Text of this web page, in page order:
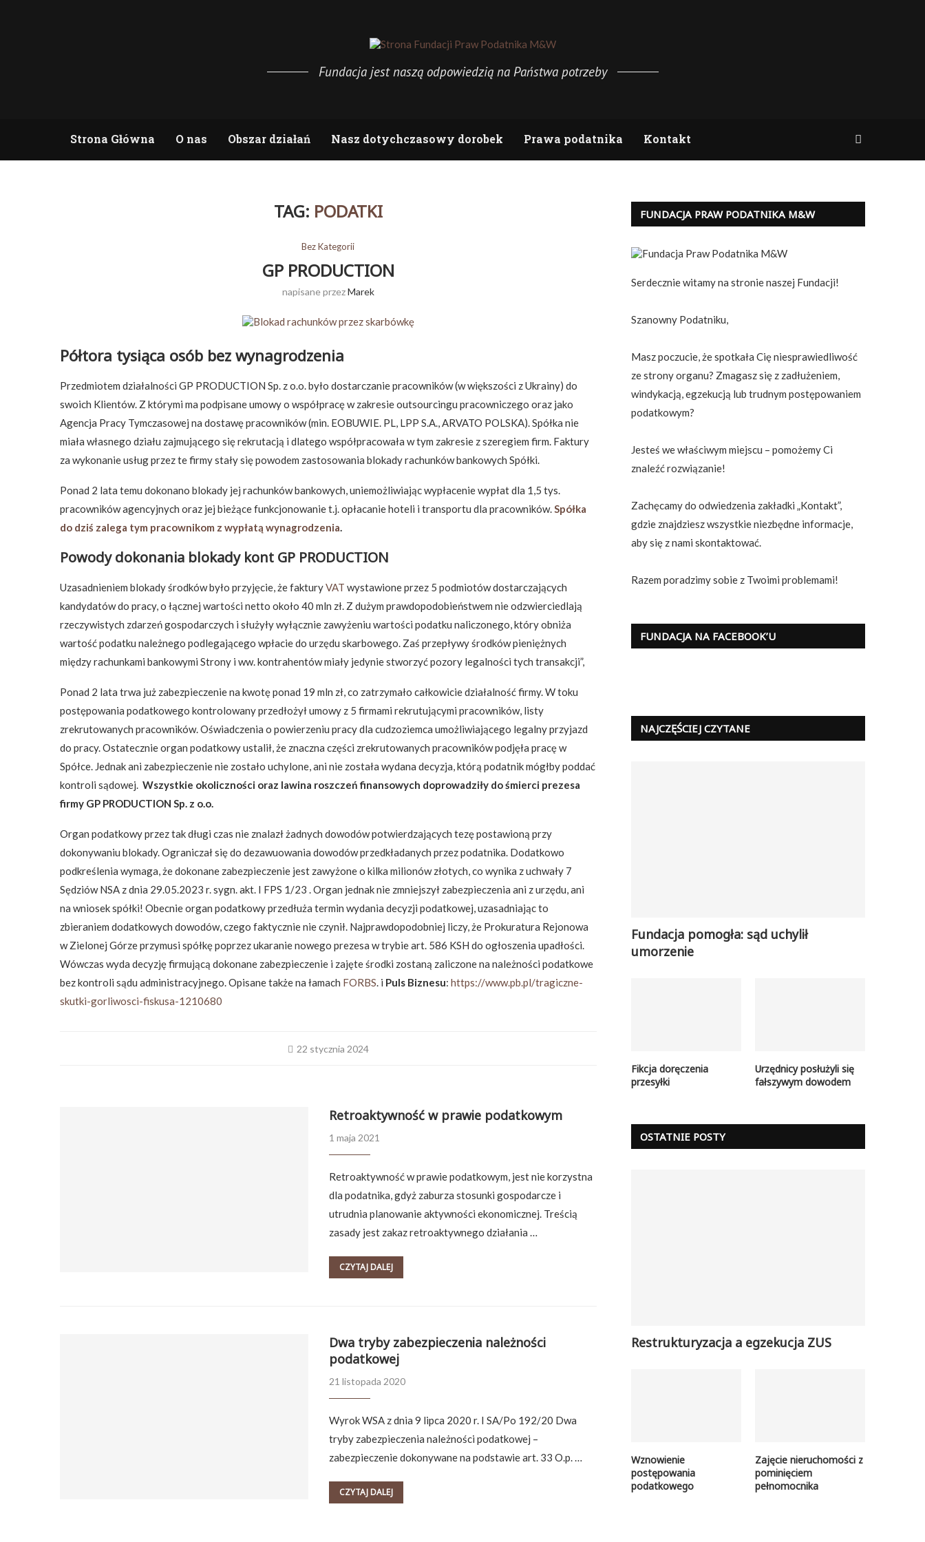
Fundacja jest naszą odpowiedzią na Państwa potrzeby
Strona Główna O nas Obszar działań Nasz dotychczasowy dorobek Prawa podatnika Kontakt
TAG: PODATKI
Bez Kategorii
GP PRODUCTION
napisane przezMarek
Półtora tysiąca osób bez wynagrodzenia
Przedmiotem działalności GP PRODUCTION Sp. z o.o. było dostarczanie pracowników (w większości z Ukrainy) do
swoich Klientów. Z którymi ma podpisane umowy o współpracę w zakresie outsourcingu pracowniczego oraz jako
Agencja Pracy Tymczasowej na dostawę pracowników (min. EOBUWIE. PL, LPP S.A., ARVATO POLSKA). Spółka nie
miała własnego działu zajmującego się rekrutacją i dlatego współpracowała w tym zakresie z szeregiem firm. Faktury
za wykonanie usług przez te firmy stały się powodem zastosowania blokady rachunków bankowych Spółki.
Ponad 2 lata temu dokonano blokady jej rachunków bankowych, uniemożliwiając wypłacenie wypłat dla 1,5 tys.
pracowników agencyjnych oraz jej bieżące funkcjonowanie t.j. opłacanie hoteli i transportu dla pracowników.Spółka
do dziś zalega tym pracownikom z wypłatą wynagrodzenia.
Powody dokonania blokady kont GP PRODUCTION
Uzasadnieniem blokady środków było przyjęcie, że fakturyVAT wystawione przez 5 podmiotów dostarczających
kandydatów do pracy, o łącznej wartości netto około 40 mln zł. Z dużym prawdopodobieństwem nie odzwierciedlają
rzeczywistych zdarzeń gospodarczych i służyły wyłącznie zawyżeniu wartości podatku naliczonego, który obniża
wartość podatku należnego podlegającego wpłacie do urzędu skarbowego. Zaś przepływy środków pieniężnych
między rachunkami bankowymi Strony i ww. kontrahentów miały jedynie stworzyć pozory legalności tych transakcji”,
Ponad 2 lata trwa już zabezpieczenie na kwotę ponad 19 mln zł, co zatrzymało całkowicie działalność firmy. W toku
postępowania podatkowego kontrolowany przedłożył umowy z 5 firmami rekrutującymi pracowników, listy
zrekrutowanych pracowników. Oświadczenia o powierzeniu pracy dla cudzoziemca umożliwiającego legalny przyjazd
do pracy. Ostatecznie organ podatkowy ustalił, że znaczna części zrekrutowanych pracowników podjęła pracę w
Spółce. Jednak ani zabezpieczenie nie zostało uchylone, ani nie została wydana decyzja, którą podatnik mógłby poddać
kontroli sądowej. Wszystkie okoliczności oraz lawina roszczeń finansowych doprowadziły do śmierci prezesa
firmy GP PRODUCTION Sp. z o.o.
Organ podatkowy przez tak długi czas nie znalazł żadnych dowodów potwierdzających tezę postawioną przy
dokonywaniu blokady. Ograniczał się do dezawuowania dowodów przedkładanych przez podatnika. Dodatkowo
podkreślenia wymaga, że dokonane zabezpieczenie jest zawyżone o kilka milionów złotych, co wynika z uchwały 7
Sędziów NSA z dnia 29.05.2023 r. sygn. akt. I FPS 1/23 . Organ jednak nie zmniejszył zabezpieczenia ani z urzędu, ani
na wniosek spółki! Obecnie organ podatkowy przedłuża termin wydania decyzji podatkowej, uzasadniając to
zbieraniem dodatkowych dowodów, czego faktycznie nie czynił. Najprawdopodobniej liczy, że Prokuratura Rejonowa
w Zielonej Górze przymusi spółkę poprzez ukaranie nowego prezesa w trybie art. 586 KSH do ogłoszenia upadłości.
Wówczas wyda decyzję firmującą dokonane zabezpieczenie i zajęte środki zostaną zaliczone na należności podatkowe
bez kontroli sądu administracyjnego. Opisane także na łamach FORBS. i Puls Biznesu: https://www.pb.pl/tragiczne-
skutki-gorliwosci-fiskusa-1210680
22 stycznia 2024
Retroaktywność w prawie podatkowym
1 maja 2021
Retroaktywność w prawie podatkowym, jest nie korzystna
dla podatnika, gdyż zaburza stosunki gospodarcze i
utrudnia planowanie aktywności ekonomicznej. Treścią
zasady jest zakaz retroaktywnego działania …
CZYTAJ DALEJ
Dwa tryby zabezpieczenia należności
podatkowej
21 listopada 2020
Wyrok WSA z dnia 9 lipca 2020 r. I SA/Po 192/20 Dwa
tryby zabezpieczenia należności podatkowej –
zabezpieczenie dokonywane na podstawie art. 33 O.p. …
CZYTAJ DALEJ
FUNDACJA PRAW PODATNIKA M&W
Serdecznie witamy na stronie naszej Fundacji!
Szanowny Podatniku,
Masz poczucie, że spotkała Cię niesprawiedliwość
ze strony organu? Zmagasz się z zadłużeniem,
windykacją, egzekucją lub trudnym postępowaniem
podatkowym?
Jesteś we właściwym miejscu – pomożemy Ci
znaleźć rozwiązanie!
Zachęcamy do odwiedzenia zakładki „Kontakt”,
gdzie znajdziesz wszystkie niezbędne informacje,
aby się z nami skontaktować.
Razem poradzimy sobie z Twoimi problemami!
FUNDACJA NA FACEBOOK’U
NAJCZĘŚCIEJ CZYTANE
Fundacja pomogła: sąd uchylił
umorzenie
Fikcja doręczenia
przesyłki
Urzędnicy posłużyli się
fałszywym dowodem
OSTATNIE POSTY
Restrukturyzacja a egzekucja ZUS
Wznowienie
postępowania
podatkowego
Zajęcie nieruchomości z
pominięciem
pełnomocnika